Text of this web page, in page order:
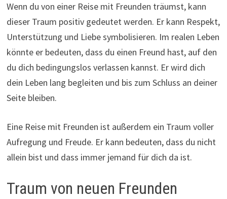
Wenn du von einer Reise mit Freunden träumst, kann
dieser Traum positiv gedeutet werden. Er kann Respekt,
Unterstützung und Liebe symbolisieren. Im realen Leben
könnte er bedeuten, dass du einen Freund hast, auf den
du dich bedingungslos verlassen kannst. Er wird dich
dein Leben lang begleiten und bis zum Schluss an deiner
Seite bleiben.
Eine Reise mit Freunden ist außerdem ein Traum voller
Aufregung und Freude. Er kann bedeuten, dass du nicht
allein bist und dass immer jemand für dich da ist.
Traum von neuen Freunden